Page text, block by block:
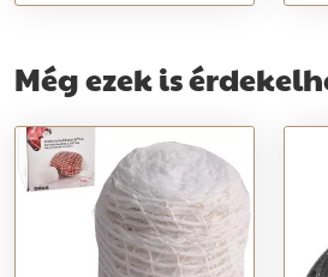
Még ezek is